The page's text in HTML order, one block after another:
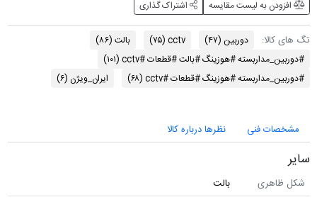
افزودن به لیست مقایسه اشتراک گذاری
تگ های کالا: دوربین (۴۷) cctv (۷۵) بالت (۸۶)
#دوربین_مداربسته #هوزینگ #بالت #قطعات #cctv
(۱۰۱)
#دوربین_مداربسته #هوزینگ #قطعات #cctv
(۶۸) ایران_ویژن (۶)
مشخصات فنی نظرها درباره کالا
سایر
شکل ظاهری
بالت